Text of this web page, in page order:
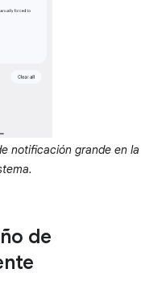
notificación grande en la
de